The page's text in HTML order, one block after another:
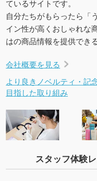
URLをご指定いただ
いたします。配置
→詳しく見る
ているサイトです。
自分たちがもらったら「
イン性が高くおしゃれな
はの商品情報を提供でき
会社概要を見る
より良きノベルティ・記
目指した取り組み
スタッフ体験